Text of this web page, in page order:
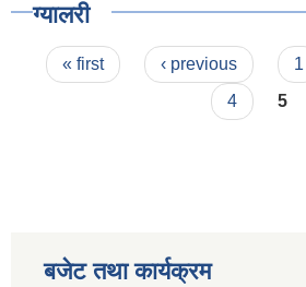
ग्यालरी
Pages
« first ‹ previous 1
4
5
बजेट तथा कार्यक्रम